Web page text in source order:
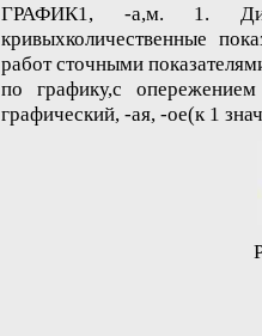
ГРАФИК1, -а,м. 1.
кривыхколичественные
работ сточными
по графику,с
графический, -ая, -ое(к 1